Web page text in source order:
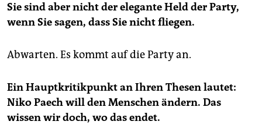
Sie sind aber nicht der elegante Held der Party,
wenn Sie sagen, dass Sie nicht fliegen.
Abwarten. Es kommt auf die Party an.
Ein Hauptkritikpunkt an Ihren Thesen lautet:
Niko Paech will den Menschen ändern. Das
wissen wir doch, wo das endet.